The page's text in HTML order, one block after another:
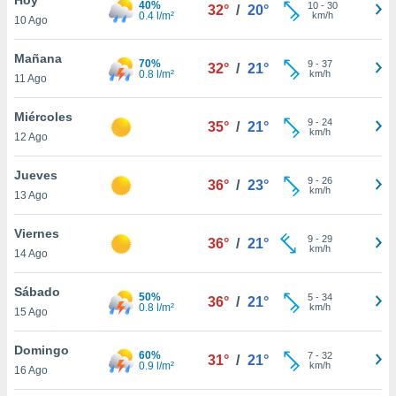
en
más
nuestra
de
cookies
aceptar
10 Ago
40%
0.4 l/m²
32° / 20° 10- 30
km/h
Mañana
11 Ago
70%
0.8 l/m²
32° / 21° 9- 37
km/h
Miércoles
12 Ago
35° / 21° 9- 24
km/h
Jueves
13 Ago
36° / 23° 9- 26
km/h
Viernes
14 Ago
36° / 21° 9- 29
km/h
Sábado
15 Ago
50%
0.8 l/m²
36° / 21° 5- 34
km/h
Domingo
16 Ago
60%
0.9 l/m²
31° / 21° 7- 32
km/h